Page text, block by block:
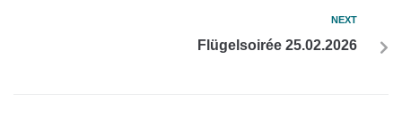
NEXT
Flügelsoirée 25.02.2026